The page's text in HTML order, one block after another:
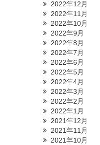
2022年12月
2022年11月
2022年10月
2022年9月
2022年8月
2022年7月
2022年6月
2022年5月
2022年4月
2022年3月
2022年2月
2022年1月
2021年12月
2021年11月
2021年10月